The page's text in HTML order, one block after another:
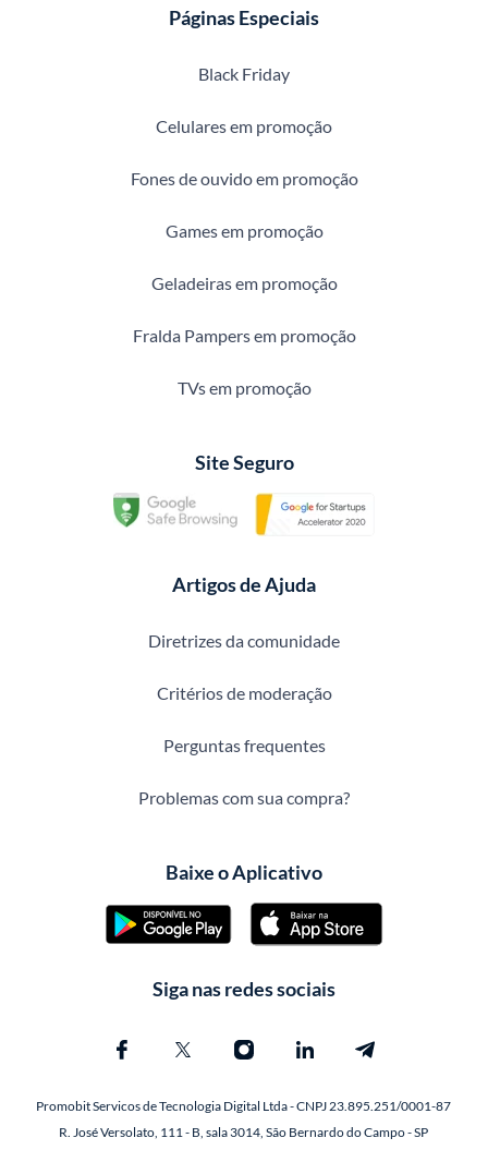
Páginas Especiais
Black Friday
Celulares em promoção
Fones de ouvido em promoção
Games em promoção
Geladeiras em promoção
Fralda Pampers em promoção
TVs em promoção
Site Seguro
Artigos de Ajuda
Diretrizes da comunidade
Critérios de moderação
Perguntas frequentes
Problemas com sua compra?
Baixe o Aplicativo
Siga nas redes sociais
Promobit Servicos de Tecnologia Digital Ltda - CNPJ 23.895.251/0001-87
R. José Versolato, 111 - B, sala 3014, São Bernardo do Campo - SP